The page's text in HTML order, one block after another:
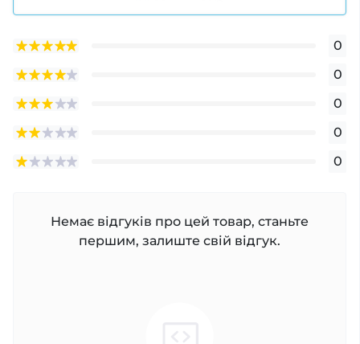
0
0
0
0
0
Немає відгуків про цей товар, станьте
першим, залиште свій відгук.